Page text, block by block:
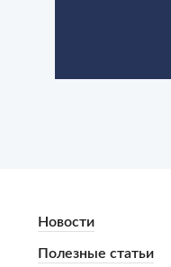
Новости
Полезные статьи